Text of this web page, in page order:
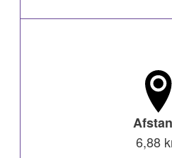
6,88